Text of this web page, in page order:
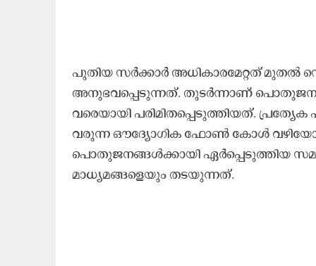
പുതിയ സർക്കാർ അധികാരമേറ്റത് മുതൽ
അനുഭവപ്പെടുന്നത്. തുടർന്നാണ്
വരെയായി പരിമിതപ്പെടുത്തിയത്.
വരുന്ന ഔദ്യോഗിക ഫോൺ കോൾ വഴിയോ
പൊതുജനങ്ങൾക്കായി ഏർപ്പെടുത്തിയ
മാധ്യമങ്ങളെയും തടയുന്നത്.